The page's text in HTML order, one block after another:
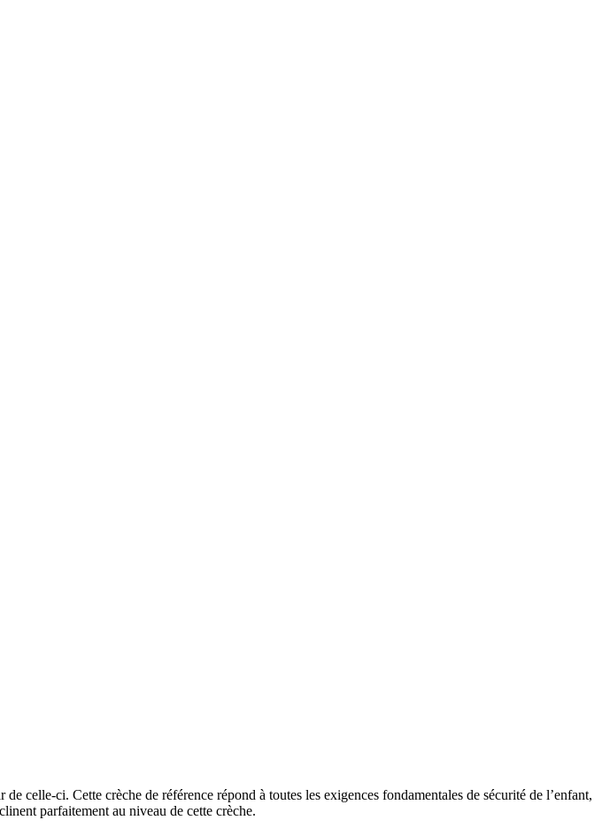
celle-ci. Cette crèche de référence répond à toutes les exigences fondamentales de sécurité de l’enfant,
parfaitement au niveau de cette crèche.